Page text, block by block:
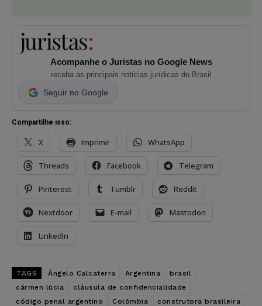
Acompanhe o Juristas no Google News
receba as principais notícias jurídicas do Brasil
Seguir no Google
Compartilhe isso:
X Imprimir WhatsApp
Threads Facebook Telegram
Pinterest Tumblr Reddit
Nextdoor E-mail Mastodon
LinkedIn
TAGS Ángelo Calcaterra Argentina
brasil
cármen lúcia
cláusula de confidencialidade
código penal argentino
Colômbia
construtora brasileira